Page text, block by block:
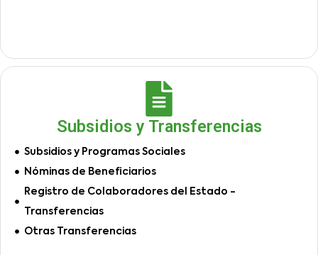
Subsidios y Transferencias
Subsidios y Programas Sociales
Nóminas de Beneficiarios
Registro de Colaboradores del Estado -
Transferencias
Otras Transferencias